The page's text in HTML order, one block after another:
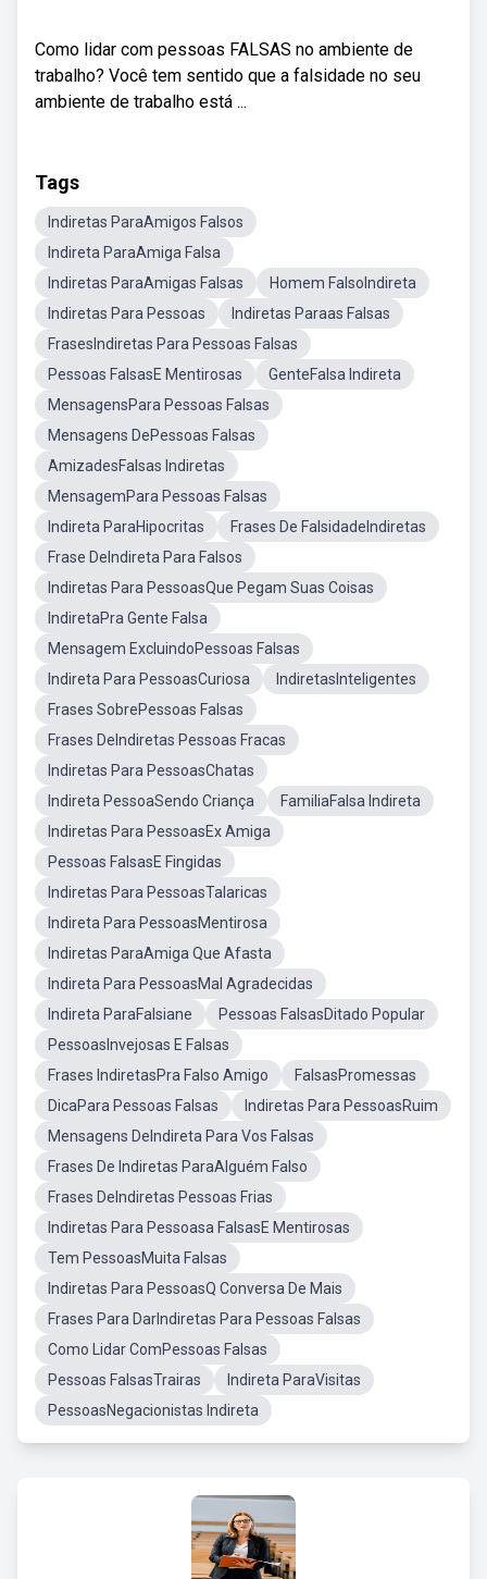
Como lidar com pessoas FALSAS no ambiente de
trabalho? Você tem sentido que a falsidade no seu
ambiente de trabalho está ...
Tags
Indiretas ParaAmigos Falsos
Indireta ParaAmiga Falsa
Indiretas ParaAmigas Falsas
Homem FalsoIndireta
Indiretas Para Pessoas
Indiretas Paraas Falsas
FrasesIndiretas Para Pessoas Falsas
Pessoas FalsasE Mentirosas
GenteFalsa Indireta
MensagensPara Pessoas Falsas
Mensagens DePessoas Falsas
AmizadesFalsas Indiretas
MensagemPara Pessoas Falsas
Indireta ParaHipocritas
Frases De FalsidadeIndiretas
Frase DeIndireta Para Falsos
Indiretas Para PessoasQue Pegam Suas Coisas
IndiretaPra Gente Falsa
Mensagem ExcluindoPessoas Falsas
Indireta Para PessoasCuriosa
IndiretasInteligentes
Frases SobrePessoas Falsas
Frases DeIndiretas Pessoas Fracas
Indiretas Para PessoasChatas
Indireta PessoaSendo Criança
FamiliaFalsa Indireta
Indiretas Para PessoasEx Amiga
Pessoas FalsasE Fingidas
Indiretas Para PessoasTalaricas
Indireta Para PessoasMentirosa
Indiretas ParaAmiga Que Afasta
Indireta Para PessoasMal Agradecidas
Indireta ParaFalsiane
Pessoas FalsasDitado Popular
PessoasInvejosas E Falsas
Frases IndiretasPra Falso Amigo
FalsasPromessas
DicaPara Pessoas Falsas
Indiretas Para PessoasRuim
Mensagens DeIndireta Para Vos Falsas
Frases De Indiretas ParaAlguém Falso
Frases DeIndiretas Pessoas Frias
Indiretas Para Pessoasa FalsasE Mentirosas
Tem PessoasMuita Falsas
Indiretas Para PessoasQ Conversa De Mais
Frases Para DarIndiretas Para Pessoas Falsas
Como Lidar ComPessoas Falsas
Pessoas FalsasTrairas
Indireta ParaVisitas
PessoasNegacionistas Indireta